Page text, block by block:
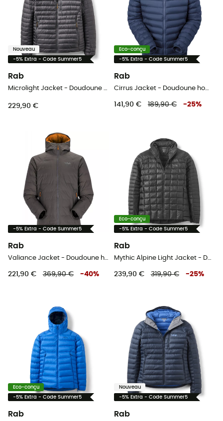
Nouveau
-5% Extra - Code Summer5
Rab
Microlight Jacket - Doudoune homme
229,90 €
Eco-conçu
-5% Extra - Code Summer5
Rab
Cirrus Jacket - Doudoune homme
141,90 € 189,90 € -25%
-5% Extra - Code Summer5
Rab
Valiance Jacket - Doudoune homme
221,90 € 369,90 € -40%
Eco-conçu
-5% Extra - Code Summer5
Rab
Mythic Alpine Light Jacket - Doudoune homme
239,90 € 319,90 € -25%
Eco-conçu
-5% Extra - Code Summer5
Rab
Nouveau
-5% Extra - Code Summer5
Rab